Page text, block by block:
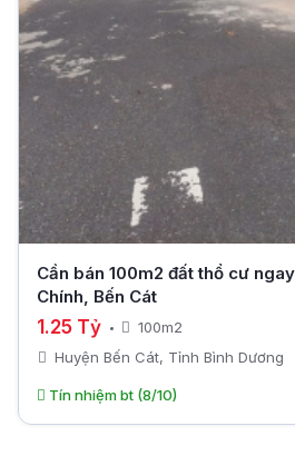
Cần bán 100m2 đất thổ cư
Chính, Bến Cát
1.25 Tỷ
100m2
Huyện Bến Cát, Tỉnh Bình Dương
Tín nhiệm bt (8/10)